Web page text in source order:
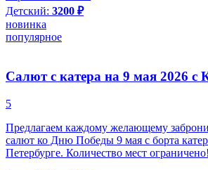
Детский: 3200 ₽
новинка
популярное
Салют с катера на 9 мая 2026 с
5
Предлагаем каждому желающему
салют ко Дню Победы 9 мая с борта
Петербурге. Количество мест ограничено!